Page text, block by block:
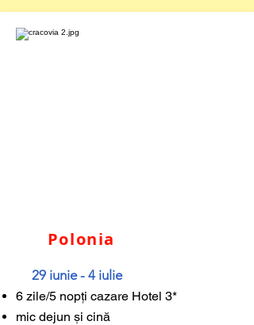
Polonia
29 iunie - 4 iulie
6 zile/5 nopți cazare Hotel 3*
mic dejun și cină